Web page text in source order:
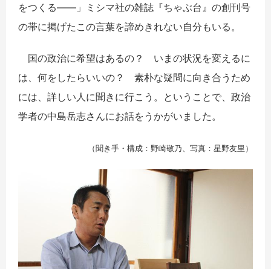
をつくる――」ミシマ社の雑誌『ちゃぶ台』の創刊号
の帯に掲げたこの言葉を諦めきれない自分もいる。
国の政治に希望はあるの？ いまの状況を変えるに
は、何をしたらいいの？ 素朴な疑問に向き合うため
には、詳しい人に聞きに行こう。ということで、政治
学者の中島岳志さんにお話をうかがいました。
（聞き手・構成：野崎敬乃、写真：星野友里）